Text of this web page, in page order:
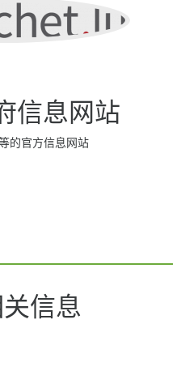
信息网站
的官方信息网站
信息